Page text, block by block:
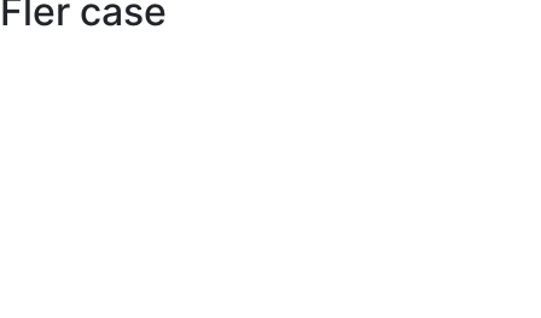
Fler case